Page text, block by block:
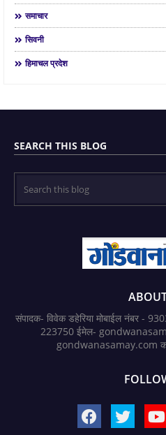
समाचार
सिवनी
हिमाचल प्रदेश
SEARCH THIS BLOG
संपादक- विवेक डहेरिया मोबाईल नंबर -
223750 ईमेल-
gondwanasamay.com